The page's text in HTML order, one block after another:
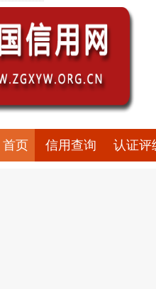
首页 信用查询 认证评